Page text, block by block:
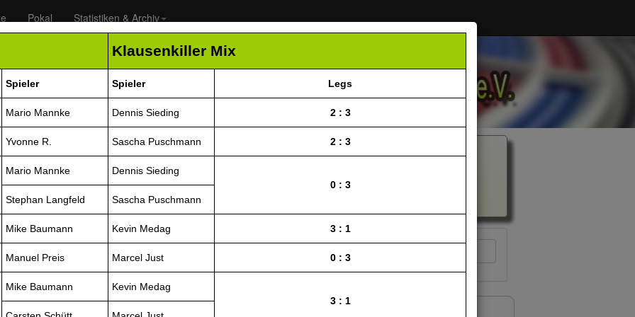
Pokal Statistiken & Archiv
Klausenkiller Mix
Spieler Spieler Legs
Mario Mannke Dennis Sieding 2 : 3
Yvonne R. Sascha Puschmann 2 : 3
Mario Mannke
Dennis Sieding
0 : 3
Stephan Langfeld
Sascha Puschmann
Mike Baumann Kevin Medag 3 : 1
Manuel Preis Marcel Just 0 : 3
Mike Baumann
Kevin Medag
3 : 1
3A Spieltag 11